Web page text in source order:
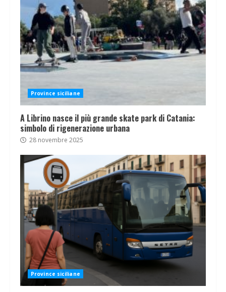
Province siciliane
A Librino nasce il più grande skate park di Catania:
simbolo di rigenerazione urbana
28 novembre 2025
Province siciliane